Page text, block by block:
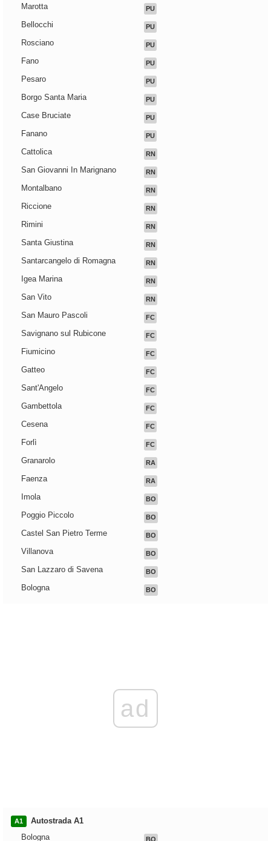
Marotta PU
Bellocchi PU
Rosciano PU
Fano PU
Pesaro PU
Borgo Santa Maria PU
Case Bruciate PU
Fanano PU
Cattolica RN
San Giovanni In Marignano RN
Montalbano RN
Riccione RN
Rimini RN
Santa Giustina RN
Santarcangelo di Romagna RN
Igea Marina RN
San Vito RN
San Mauro Pascoli FC
Savignano sul Rubicone FC
Fiumicino FC
Gatteo FC
Sant'Angelo FC
Gambettola FC
Cesena FC
Forlì FC
Granarolo RA
Faenza RA
Imola BO
Poggio Piccolo BO
Castel San Pietro Terme BO
Villanova BO
San Lazzaro di Savena BO
Bologna BO
ad
A1
Autostrada A1
Bologna
BO